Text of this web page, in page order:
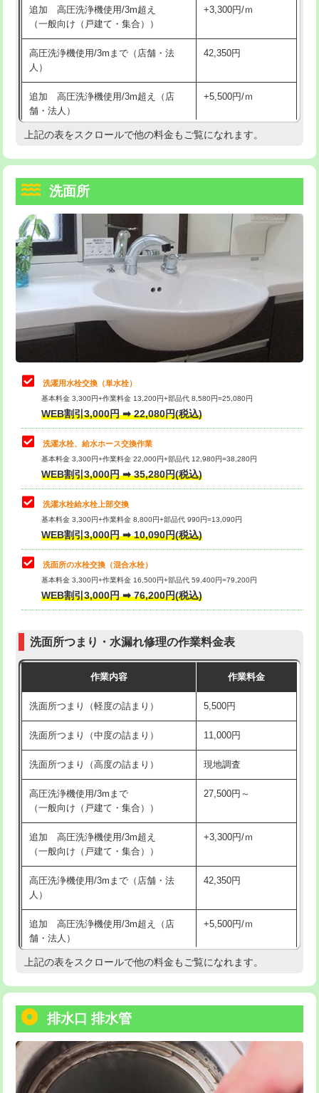
マス交換（深さ50㎝以上） 66,000円
コンクリート斫り（厚さ10㎝まで） 27,500円
コンクリート斫り（厚さ10㎝超え）
モルタル補修（厚さ10㎝まで）
モルタル補修（厚さ10㎝超え） 38,500円
洗面台設置 38,500円
追加人工
廃棄・処分 現場見積
※給水管工事は20mmまでの価格です。
持込商品取付（混合水栓） 16,500円
給水管工事※（ホール加工)
給水管工事※（バンド止め) 3,300円
給水管工事※（支持金具設置) 5,500円
給水管工事※（保温材使用（バンド止
め込み）)
5,500円
給水管工事※（土の掘削・埋め戻し作
業)
11,000円
給水管工事※（塩ビ管（VP・HI）使
用/3ｍまで)
33,000円
給水管工事※（塩ビ管（VP・HI）使
用（追加）/3ｍ超え)
給水管工事※（ライニング鋼管・銅
管・ポリ管・HT管使用/3ｍまで)
44,000円
給水管工事※（ライニング鋼管・銅
管・ポリ管・HT管使用/3ｍ超え)
排水管工事（土の掘削・埋め戻し作
業）
排水管工事（排水管工事/3ｍまで） 55,000円
排水管工事（追加 排水管工事/3ｍ超
え）
マス交換（土の掘削・埋め戻し作業）
マス交換（深さ50㎝未満）
マス交換（深さ50㎝以上）
モルタル補修（厚さ10㎝まで） 27,500円
モルタル補修（厚さ10㎝超え） 38,500円
洗面台設置 38,500円
バスタブ設置 現場見積
追加人工 16,500円
廃棄・処分
※給水管工事は20mmまでの価格です。
追加 高圧洗浄機使用/3m超え
（一般向け（戸建て・集合））
+3,300円/ｍ
高圧洗浄機使用/3mまで（店舗・法
人）
42,350円
追加 高圧洗浄機使用/3m超え（店
舗・法人）
+5,500円/ｍ
高度高圧洗浄換 現地調査
トーラー機使用/3mまで
追加トーラー機使用/3m超え +3,300円
カメラ調査 33,000円
桝清掃
止水・漏水調査・防水処理・清掃・修
理・調整・分解・加工など（軽作業）
11,000円
止水・漏水調査・防水処理・清掃・修
理・調整・分解・加工など（中作業）
22,000円
止水・漏水調査・防水処理・清掃・修
理・調整・分解・加工など（重作業）
33,000円
キッチンタンク脱着
その他部品の脱着
交換・取付（タンク）
交換・取付(単水栓（壁付・デッキ
式）)
交換・取付(混合水栓（壁付・デッキ
式・ワンホール）)
16,500円+材料費
（P/S/ポップアップ））
交換・取付（その他部品） 11,000円+材料費
持込商品取付（単水栓） 13,200円
持込商品取付（混合水栓） 16,500円
持込商品取付（浄水器・分岐水栓） 16,500円
給水管工事※（ホール加工) 16,500円
給水管工事※（バンド止め)
給水管工事※（支持金具設置) 5,500円
給水管工事※（保温材使用（バンド止
め込み）)
5,500円
給水管工事※（土の掘削・埋め戻し作
業)
11,000円
給水管工事※（塩ビ管（VP・HI）使
用/3ｍまで)
用（追加）/3ｍ超え)
給水管工事※（ライニング鋼管・銅
管・ポリ管・HT管使用/3ｍまで)
44,000円
給水管工事※（ライニング鋼管・銅
+8,800円
上記の表をスクロールで他の料金もご覧になれます。
洗面所
洗濯用水栓交換（単水栓）
基本料金 3,300円+作業料金 13,200円+部品代 8,580円=25,080円
WEB割引3,000円 ➡ 22,080円(税込)
洗濯水栓、給水ホース交換作業
基本料金 3,300円+作業料金 22,000円+部品代 12,980円=38,280円
WEB割引3,000円 ➡ 35,280円(税込)
洗濯水栓給水栓上部交換
基本料金 3,300円+作業料金 8,800円+部品代 990円=13,090円
WEB割引3,000円 ➡ 10,090円(税込)
洗面所の水栓交換（混合水栓）
基本料金 3,300円+作業料金 16,500円+部品代 59,400円=79,200円
WEB割引3,000円 ➡ 76,200円(税込)
洗面所つまり・水漏れ修理の作業料金表
作業内容 作業料金
洗面所つまり（軽度の詰まり） 5,500円
洗面所つまり（中度の詰まり） 11,000円
洗面所つまり（高度の詰まり） 現地調査
高圧洗浄機使用/3mまで
（一般向け（戸建て・集合））
27,500円～
追加 高圧洗浄機使用/3m超え
（一般向け（戸建て・集合））
+3,300円/ｍ
高圧洗浄機使用/3mまで（店舗・法
人）
42,350円
追加 高圧洗浄機使用/3m超え（店
舗・法人）
+5,500円/ｍ
高度高圧洗浄換 現地調査
トーラー機使用/3mまで
追加トーラー機使用/3m超え +3,300円
カメラ調査 33,000円
上記の表をスクロールで他の料金もご覧になれます。
排水口 排水管